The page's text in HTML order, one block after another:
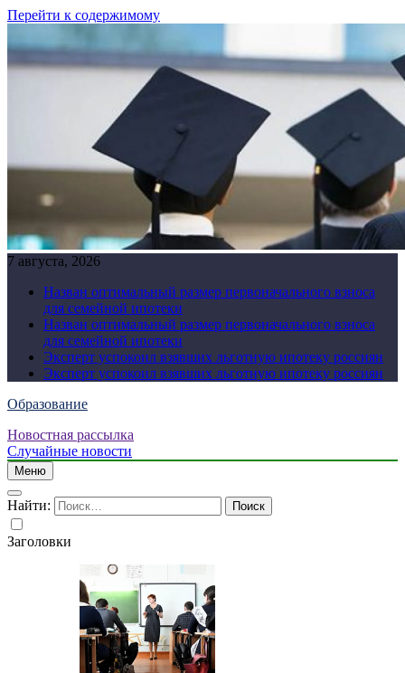
Перейти к содержимому
7 августа, 2026
Назван оптимальный размер первоначального взноса
для семейной ипотеки
Назван оптимальный размер первоначального взноса
для семейной ипотеки
Эксперт успокоил взявших льготную ипотеку россиян
Эксперт успокоил взявших льготную ипотеку россиян
Образование
Новостная рассылка
Случайные новости
Меню
Найти:
Заголовки